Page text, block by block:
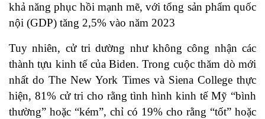
khả năng phục hồi mạnh mẽ, với tổng sản phẩm quốc
nội (GDP) tăng 2,5% vào năm 2023
Tuy nhiên, cử tri dường như không công nhận các
thành tựu kinh tế của Biden. Trong cuộc thăm dò mới
nhất do The New York Times và Siena College thực
hiện, 81% cử tri cho rằng tình hình kinh tế Mỹ “bình
thường” hoặc “kém”, chỉ có 19% cho rằng “tốt” hoặc